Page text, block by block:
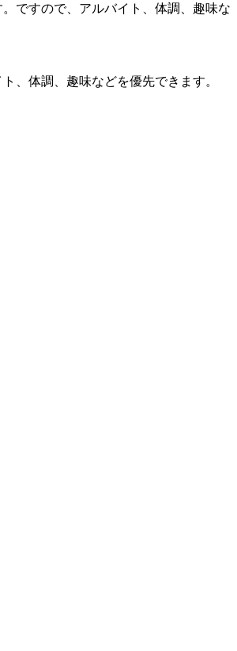
ですので、アルバイト、体調、趣味な
、体調、趣味などを優先できます。